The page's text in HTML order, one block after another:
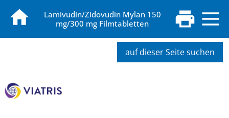
Lamivudin/Zidovudin Mylan 150
mg/300 mg Filmtabletten
auf dieser Seite suchen